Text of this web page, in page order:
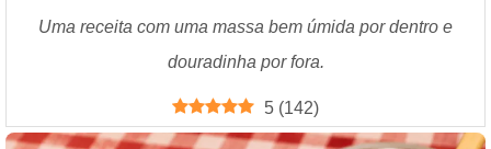
Uma receita com uma massa bem úmida por dentro e
douradinha por fora.
5 (142)